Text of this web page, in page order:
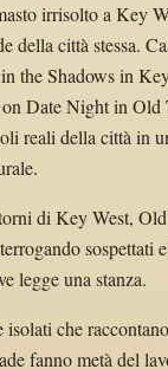
irrisolto a Key
della città stessa.
the Shadows in
Date Night in Old
reali della città in
di Key West,
sospettati
legge una stanza.
che
fanno metà del